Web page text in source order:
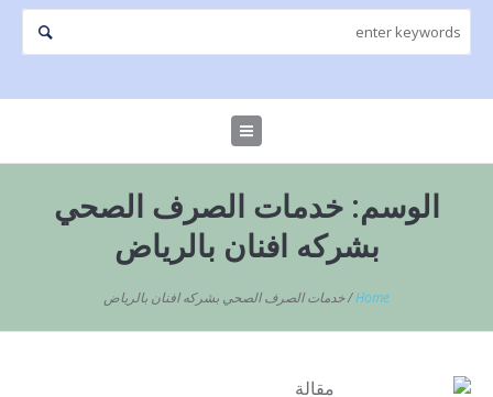
الوسم:خدمات الصرف الصحي
بشركه افنان بالرياض
Home
/خدمات الصرف الصحي بشركه افنان بالرياض
مقالة